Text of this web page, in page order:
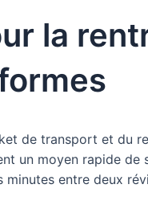
la
de transport et du
un moyen rapide de
entre deux